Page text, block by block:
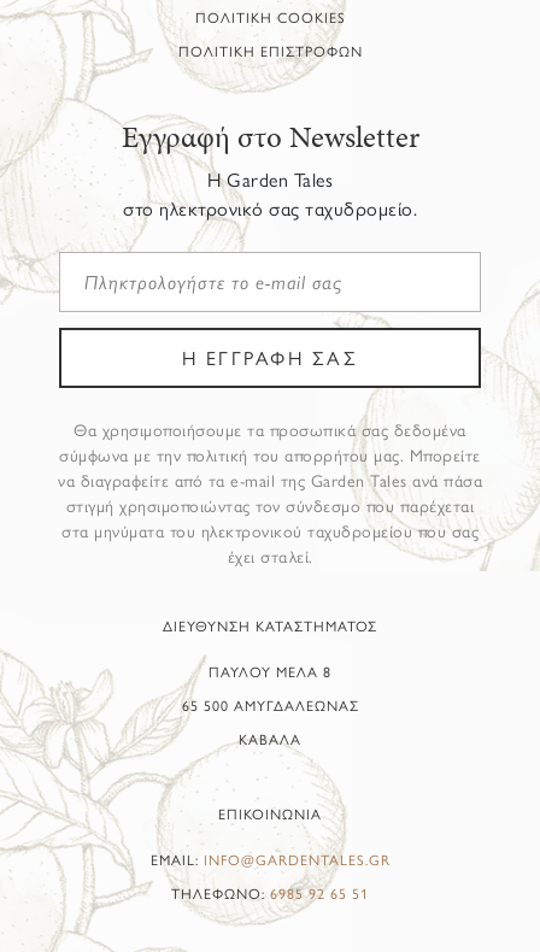
ΠΟΛΙΤΙΚΗ COOKIES
ΠΟΛΙΤΙΚΗ ΕΠΙΣΤΡΟΦΩΝ
Εγγραφή στο Newsletter
Η Garden Tales
στο ηλεκτρονικό σας ταχυδρομείο.
Θα χρησιμοποιήσουμε τα προσωπικά σας δεδομένα
σύμφωνα με την πολιτική του απορρήτου μας. Μπορείτε
να διαγραφείτε από τα e-mail της Garden Tales ανά πάσα
στιγμή χρησιμοποιώντας τον σύνδεσμο που παρέχεται
στα μηνύματα του ηλεκτρονικού ταχυδρομείου που σας
έχει σταλεί.
ΔΙΕΥΘΥΝΣΗ ΚΑΤΑΣΤΗΜΑΤΟΣ
ΠΑΥΛΟΥ ΜΕΛΑ 8
65 500 ΑΜΥΓΔΑΛΕΩΝΑΣ
ΚΑΒΑΛΑ
ΕΠΙΚΟΙΝΩΝΙΑ
EMAIL: INFO@GARDENTALES.GR
ΤΗΛΕΦΩΝΟ:6985 92 65 51